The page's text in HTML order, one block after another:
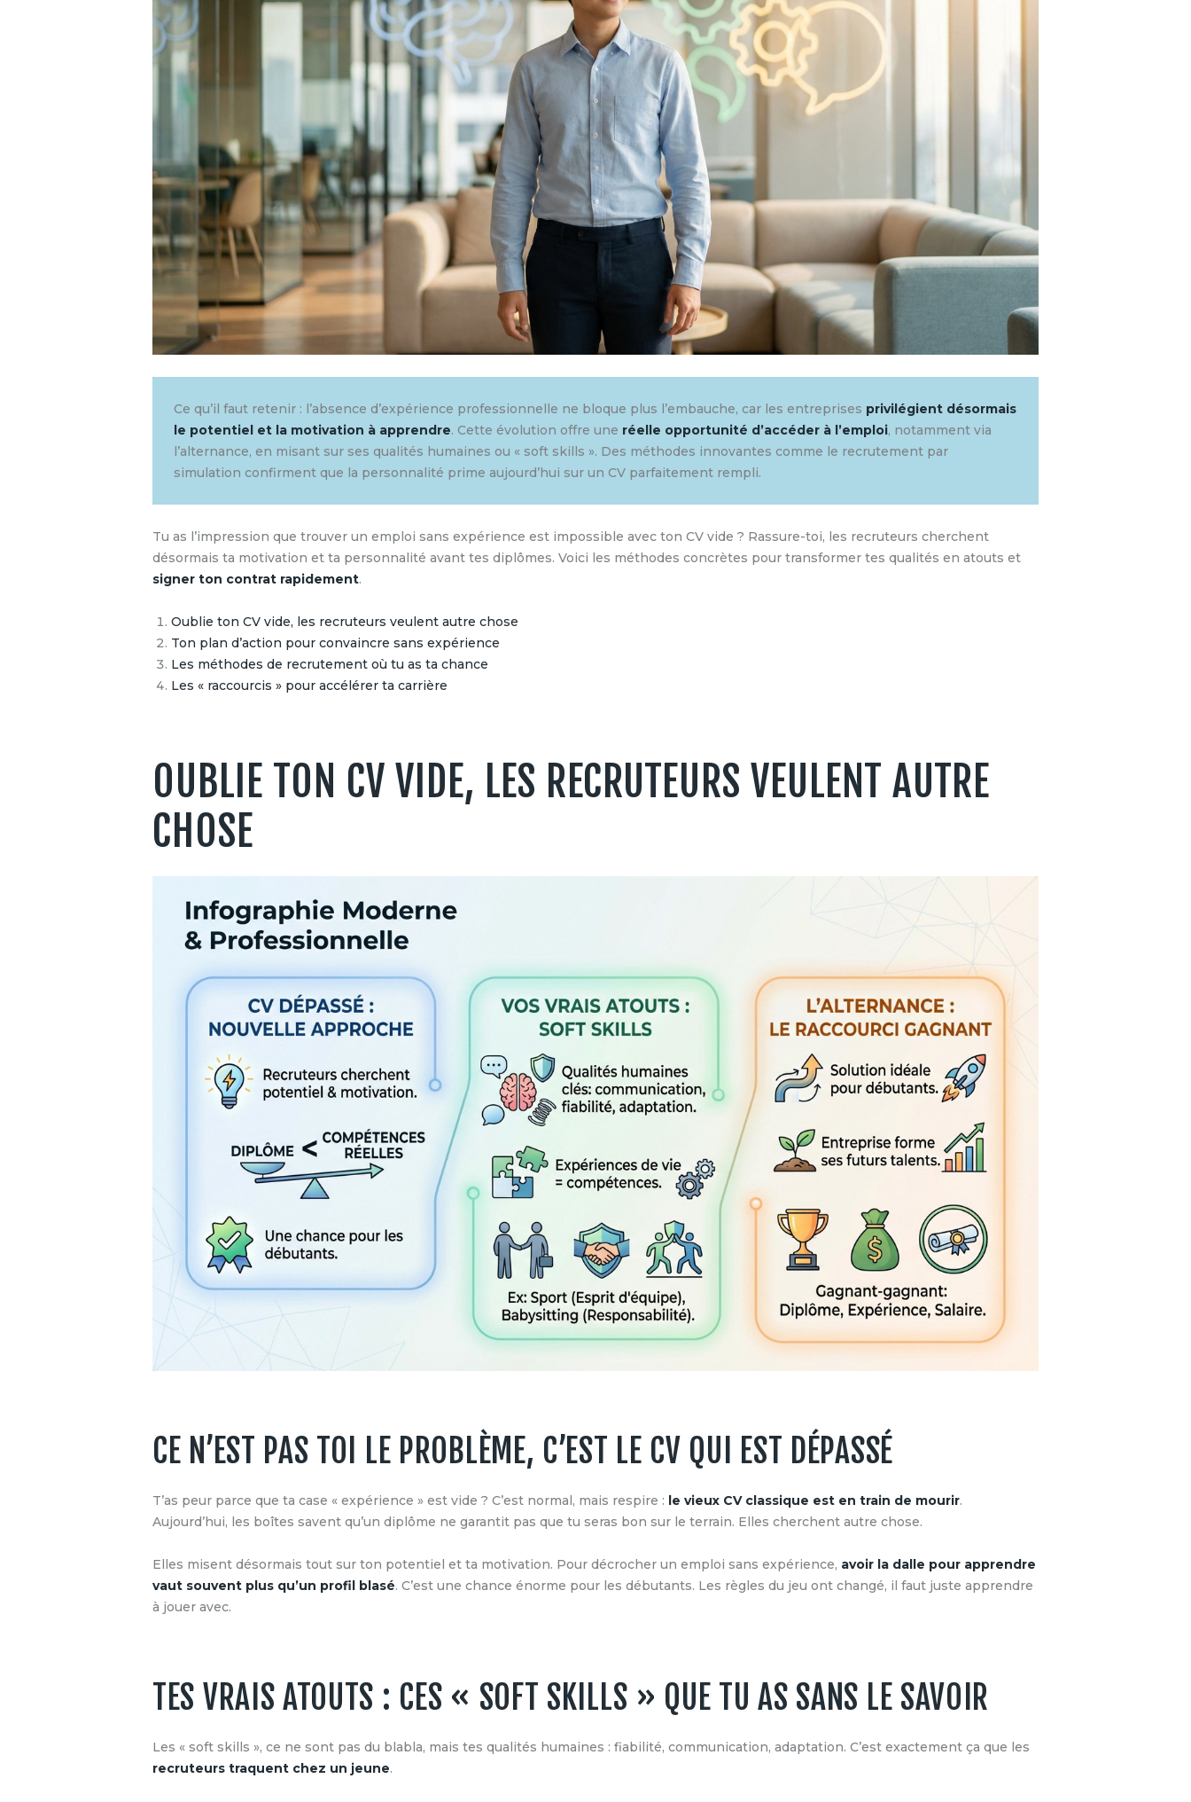
Ce qu’il faut retenir : l’absence d’expérience professionnelle ne bloque plus l’embauche, car les entreprises privilégient désormais
le potentiel et la motivation à apprendre. Cette évolution offre une réelle opportunité d’accéder à l’emploi, notamment via
l’alternance, en misant sur ses qualités humaines ou « soft skills ». Des méthodes innovantes comme le recrutement par
simulation confirment que la personnalité prime aujourd’hui sur un CV parfaitement rempli.
Tu as l’impression que trouver un emploi sans expérience est impossible avec ton CV vide ? Rassure-toi, les recruteurs cherchent
désormais ta motivation et ta personnalité avant tes diplômes. Voici les méthodes concrètes pour transformer tes qualités en atouts et
signer ton contrat rapidement.
Oublie ton CV vide, les recruteurs veulent autre chose
Ton plan d’action pour convaincre sans expérience
Les méthodes de recrutement où tu as ta chance
Les « raccourcis » pour accélérer ta carrière
OUBLIE TON CV VIDE, LES RECRUTEURS VEULENT AUTRE
CHOSE
CE N’EST PAS TOI LE PROBLÈME, C’EST LE CV QUI EST DÉPASSÉ
T’as peur parce que ta case « expérience » est vide ? C’est normal, mais respire : le vieux CV classique est en train de mourir.
Aujourd’hui, les boîtes savent qu’un diplôme ne garantit pas que tu seras bon sur le terrain. Elles cherchent autre chose.
Elles misent désormais tout sur ton potentiel et ta motivation. Pour décrocher un emploi sans expérience, avoir la dalle pour apprendre
vaut souvent plus qu’un profil blasé. C’est une chance énorme pour les débutants. Les règles du jeu ont changé, il faut juste apprendre
à jouer avec.
TES VRAIS ATOUTS : CES « SOFT SKILLS » QUE TU AS SANS LE SAVOIR
Les « soft skills », ce ne sont pas du blabla, mais tes qualités humaines : fiabilité, communication, adaptation. C’est exactement ça que les
recruteurs traquent chez un jeune.